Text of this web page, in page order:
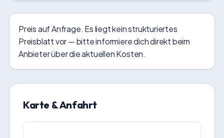
Preis auf Anfrage. Es liegt kein strukturiertes
Preisblatt vor — bitte informiere dich direkt beim
Anbieter über die aktuellen Kosten.
Karte & Anfahrt